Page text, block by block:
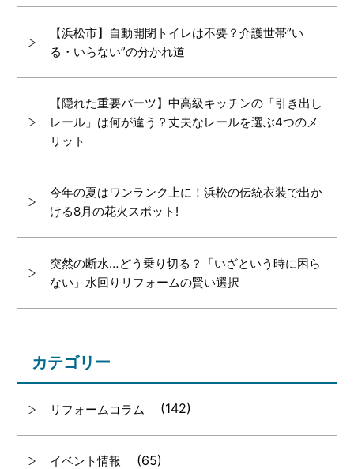
【浜松市】自動開閉トイレは不要？介護世帯”い
る・いらない”の分かれ道
【隠れた重要パーツ】中高級キッチンの「引き出し
レール」は何が違う？丈夫なレールを選ぶ4つのメ
リット
今年の夏はワンランク上に！浜松の伝統衣装で出か
ける8月の花火スポット!
突然の断水…どう乗り切る？「いざという時に困ら
ない」水回りリフォームの賢い選択
カテゴリー
リフォームコラム (142)
イベント情報 (65)